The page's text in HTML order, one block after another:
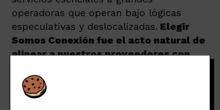
operadoras que operan bajo lógicas
especulativas y deslocalizadas. Elegir
Somos Conexión fue el acto natural de
alinear a nuestros proveedores con
Lo que más valoramos de Somos
Conexión es la